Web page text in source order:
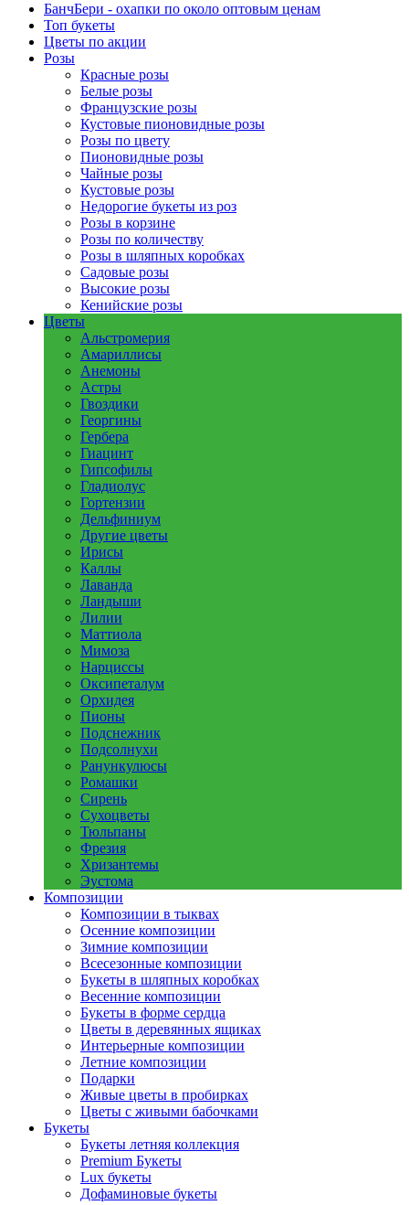
БанчБери - охапки по около оптовым ценам
Топ букеты
Цветы по акции
Розы
Красные розы
Белые розы
Французские розы
Кустовые пионовидные розы
Розы по цвету
Пионовидные розы
Чайные розы
Кустовые розы
Недорогие букеты из роз
Розы в корзине
Розы по количеству
Розы в шляпных коробках
Садовые розы
Высокие розы
Кенийские розы
Цветы
Альстромерия
Амариллисы
Анемоны
Астры
Гвоздики
Георгины
Гербера
Гиацинт
Гипсофилы
Гладиолус
Гортензии
Дельфиниум
Другие цветы
Ирисы
Каллы
Лаванда
Ландыши
Лилии
Маттиола
Мимоза
Нарциссы
Оксипеталум
Орхидея
Пионы
Подснежник
Подсолнухи
Ранункулюсы
Ромашки
Сирень
Сухоцветы
Тюльпаны
Фрезия
Хризантемы
Эустома
Композиции
Композиции в тыквах
Осенние композиции
Зимние композиции
Всесезонные композиции
Букеты в шляпных коробках
Весенние композиции
Букеты в форме сердца
Цветы в деревянных ящиках
Интерьерные композиции
Летние композиции
Подарки
Живые цветы в пробирках
Цветы с живыми бабочками
Букеты
Букеты летняя коллекция
Premium Букеты
Lux букеты
Дофаминовые букеты